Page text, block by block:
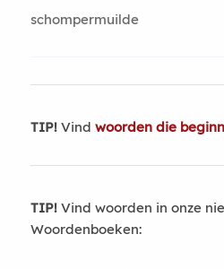
schompermuilde
TIP!Vind woorden die
TIP!Vind woorden in onze
Woordenboeken: